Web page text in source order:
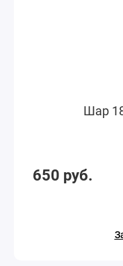
Шар
650 руб.